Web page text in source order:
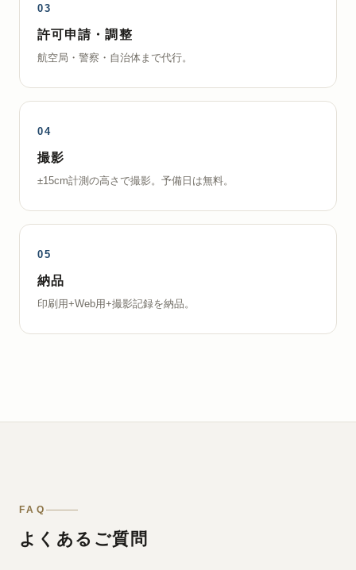
許可申請・調整
航空局・警察・自治体まで代行。
撮影
±15cm計測の高さで撮影。予備日は無料。
納品
印刷用+Web用+撮影記録を納品。
FAQ
よくあるご質問